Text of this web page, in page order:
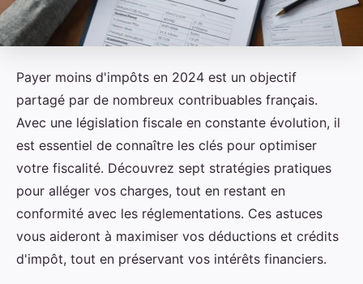
Payer moins d'impôts en 2024 est un objectif
partagé par de nombreux contribuables français.
Avec une législation fiscale en constante évolution, il
est essentiel de connaître les clés pour optimiser
votre fiscalité. Découvrez sept stratégies pratiques
pour alléger vos charges, tout en restant en
conformité avec les réglementations. Ces astuces
vous aideront à maximiser vos déductions et crédits
d'impôt, tout en préservant vos intérêts financiers.